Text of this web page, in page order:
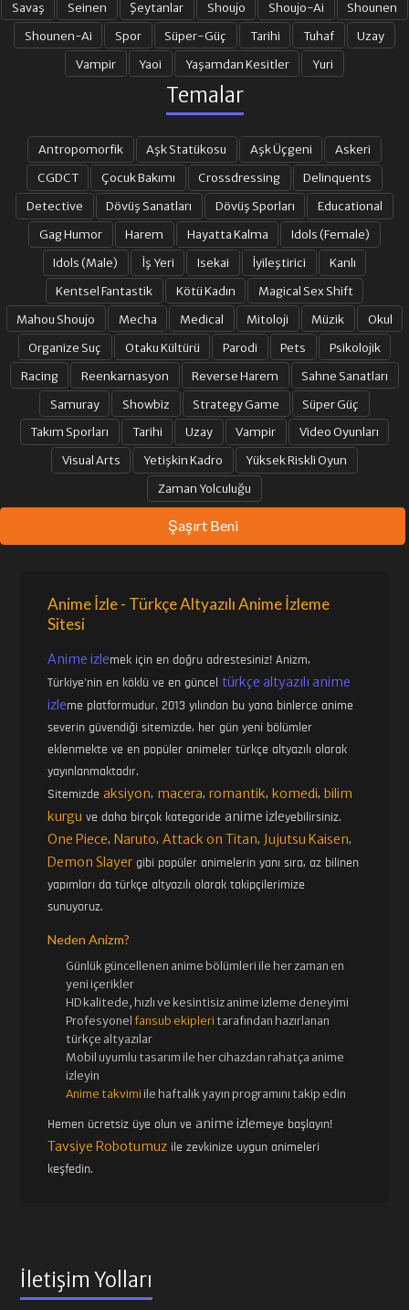
Savaş Seinen Şeytanlar Shoujo Shoujo-Ai
Shounen
Shounen-Ai
Spor Süper-Güç Tarihi Tuhaf
Uzay
Vampir
Yaoi Yaşamdan Kesitler Yuri
Temalar
Antropomorfik Aşk Statükosu Aşk Üçgeni
Askeri
CGDCT
Çocuk Bakımı Crossdressing
Delinquents
Detective
Dövüş Sanatları Dövüş Sporları
Educational
Gag Humor
Harem Hayatta Kalma
Idols (Female)
Idols (Male)
İş Yeri Isekai İyileştirici
Kanlı
Kentsel Fantastik
Kötü Kadın
Magical Sex Shift
Mahou Shoujo
Mecha Medical Mitoloji Müzik
Okul
Organize Suç
Otaku Kültürü Parodi Pets
Psikolojik
Racing
Reenkarnasyon Reverse Harem
Sahne Sanatları
Samuray
Showbiz Strategy Game
Süper Güç
Takım Sporları
Tarihi Uzay Vampir
Video Oyunları
Visual Arts
Yetişkin Kadro
Yüksek Riskli Oyun
Zaman Yolculuğu
Şaşırt Beni
Anime İzle - Türkçe Altyazılı Anime İzleme
Sitesi
Anime izlemek için en doğru adrestesiniz! Anizm,
Türkiye'nin en köklü ve en günceltürkçe altyazılı anime
izleme platformudur. 2013 yılından bu yana binlerce anime
severin güvendiği sitemizde, her gün yeni bölümler
eklenmekte ve en popüler animeler türkçe altyazılı olarak
yayınlanmaktadır.
Sitemizdeaksiyon, macera,romantik, komedi, bilim
kurgu ve daha birçok kategoride anime izleyebilirsiniz.
One Piece, Naruto,Attack on Titan, Jujutsu Kaisen,
Demon Slayer gibi popüler animelerin yanı sıra, az bilinen
yapımları da türkçe altyazılı olarak takipçilerimize
sunuyoruz.
Neden Anizm?
Günlük güncellenen anime bölümleri ile her zaman en
yeni içerikler
HD kalitede, hızlı ve kesintisiz anime izleme deneyimi
Profesyonelfansub ekipleri tarafından hazırlanan
türkçe altyazılar
Mobil uyumlu tasarım ile her cihazdan rahatça anime
izleyin
Anime takvimi ile haftalık yayın programını takip edin
Hemen ücretsiz üye olun ve anime izlemeye başlayın!
Tavsiye Robotumuz ile zevkinize uygun animeleri
keşfedin.
İletişim Yolları